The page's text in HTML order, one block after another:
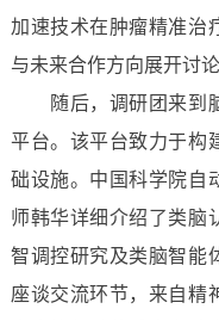
加速技术在肿瘤精准治
与未来合作方向展开讨论
随后，调研团来到脑
平台。该平台致力于构
础设施。中国科学院自
师韩华详细介绍了类脑
智调控研究及类脑智能
座谈交流环节，来自精